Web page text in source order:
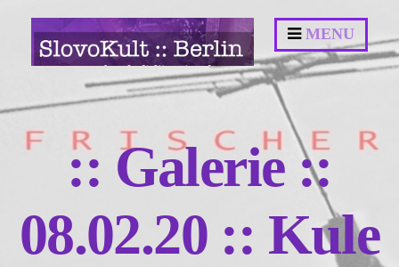
MENU
:: Galerie ::
08.02.20 :: Kule